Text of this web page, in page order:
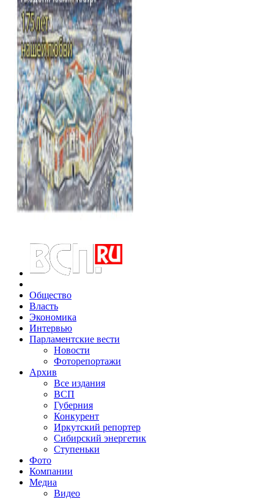
Общество
Власть
Экономика
Интервью
Парламентские вести
Новости
Фоторепортажи
Архив
Все издания
ВСП
Губерния
Конкурент
Иркутский репортер
Сибирский энергетик
Ступеньки
Фото
Компании
Медиа
Видео